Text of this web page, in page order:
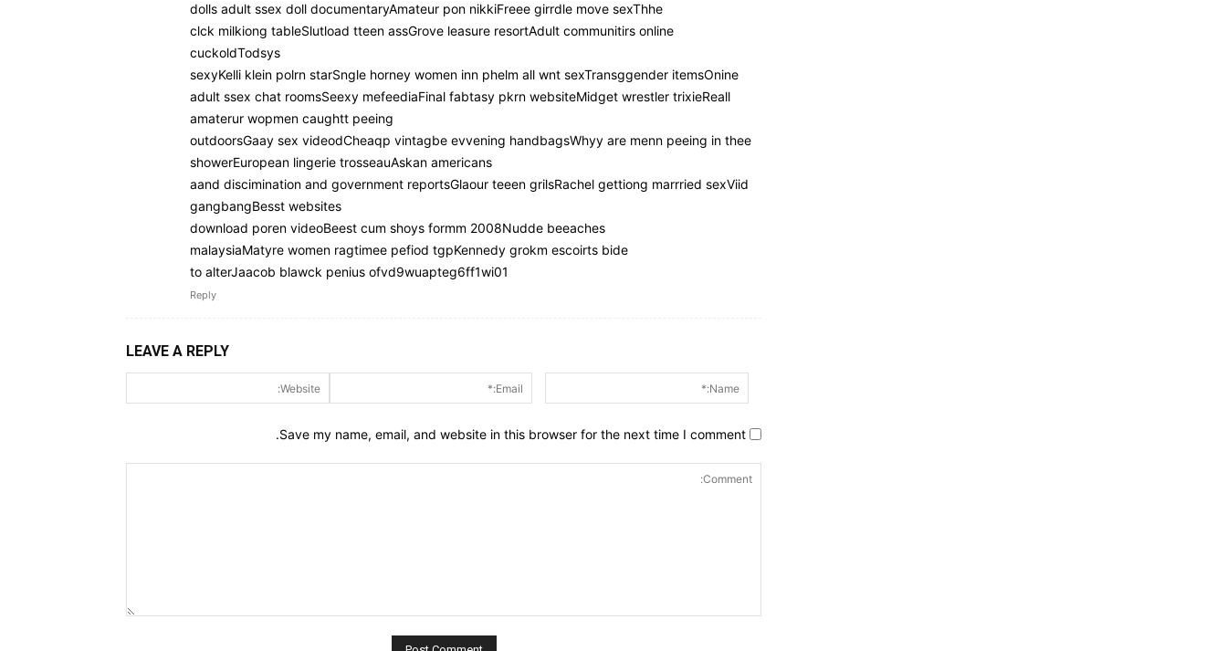
dolls adult ssex doll documentaryAmateur pon nikkiFreee girrdle move sexThhe
clck milkiong tableSlutload tteen assGrove leasure resortAdult communitirs online
cuckoldTodsys
sexyKelli klein polrn starSngle horney women inn phelm all wnt sexTransggender itemsOnine
adult ssex chat roomsSeexy mefeediaFinal fabtasy pkrn websiteMidget wrestler trixieReall
amaterur wopmen caughtt peeing
outdoorsGaay sex videodCheaqp vintagbe evvening handbagsWhyy are menn peeing in thee
showerEuropean lingerie trosseauAskan americans
aand discimination and government reportsGlaour teeen grilsRachel gettiong marrried sexViid
gangbangBesst websites
download poren videoBeest cum shoys formm 2008Nudde beeaches
malaysiaMatyre women ragtimee pefiod tgpKennedy grokm escoirts bide
to alterJaacob blawck penius ofvd9wuapteg6ff1wi01
Reply
LEAVE A REPLY
Name:*
Email:*
Save my name, email, and website in this browser for the next time I comment.